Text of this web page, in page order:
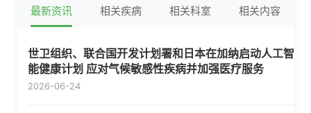
最新资讯 相关疾病 相关科室 相关内容
世卫组织、联合国开发计划署和日本在加纳启动人工智
能健康计划 应对气候敏感性疾病并加强医疗服务
2026-06-24